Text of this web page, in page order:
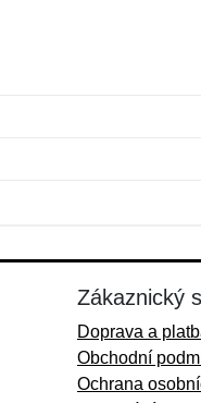
Zákaznický
Doprava a
Obchodní
Ochrana